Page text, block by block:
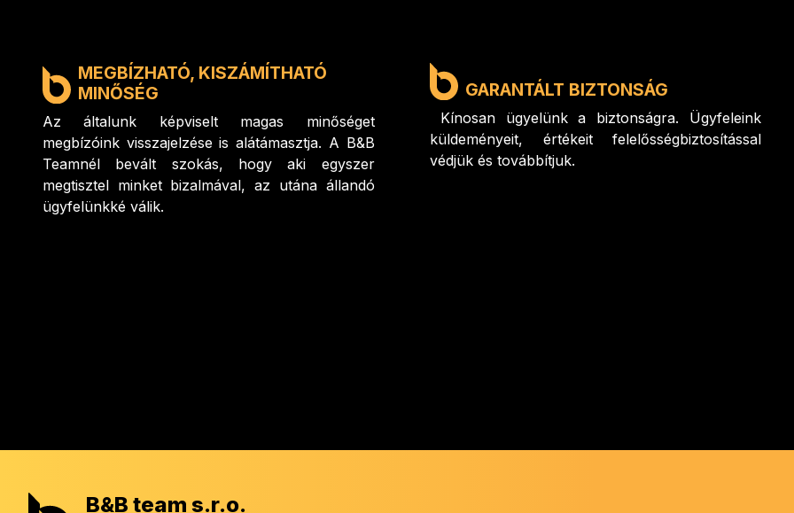
MEGBÍZHATÓ, KISZÁMÍTHATÓ
MINŐSÉG
Az általunk képviselt magas minőséget
megbízóink visszajelzése is alátámasztja. A B&B
Teamnél bevált szokás, hogy aki egyszer
megtisztel minket bizalmával, az utána állandó
ügyfelünkké válik.
GARANTÁLT BIZTONSÁG
Kínosan ügyelünk a biztonságra. Ügyfeleink
küldeményeit, értékeit felelősségbiztosítással
védjük és továbbítjuk.
B&B team s.r.o.